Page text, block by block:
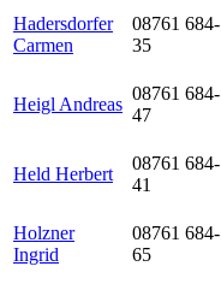
Hadersdorfer
Carmen
08761 684-
35
Heigl Andreas
08761 684-
47
Held Herbert
08761 684-
41
Holzner
Ingrid
08761 684-
65